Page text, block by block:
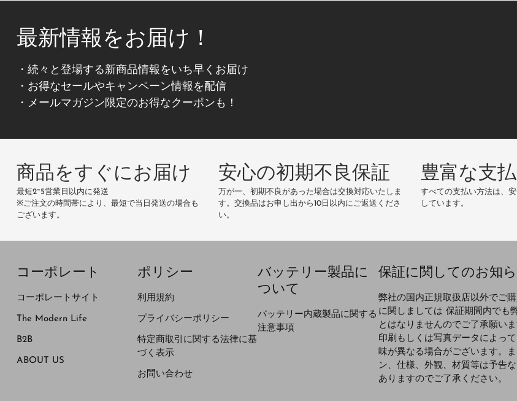
最新情報をお届け！
・続々と登場する新商品情報をいち早くお届け
・お得なセールやキャンペーン情報を配信
・メールマガジン限定のお得なクーポンも！
商品をすぐにお届け
最短2~5営業日以内に発送
※ご注文の時間帯により、最短で当日発送の場合も
ございます。
安心の初期不良保証
万が一、初期不良があった場合は交換対応いたしま
す。交換品はお申し出から10日以内にご返送くださ
い。
豊富な支
すべての支払い方法は、
しています。
コーポレート
コーポレートサイト
The Modern Life
B2B
ABOUT US
ポリシー
利用規約
プライバシーポリシー
特定商取引に関する法律に基
づく表示
お問い合わせ
バッテリー製品に
ついて
バッテリー内蔵製品に関する
注意事項
保証に関してのお知
弊社の国内正規取扱店以外でご
に関しましては 保証期間内でも
とはなりませんのでご了承願いま
印刷もしくは写真データによっ
味が異なる場合がございます。
ン、仕様、外観、材質等は予告
ありますのでご了承ください。